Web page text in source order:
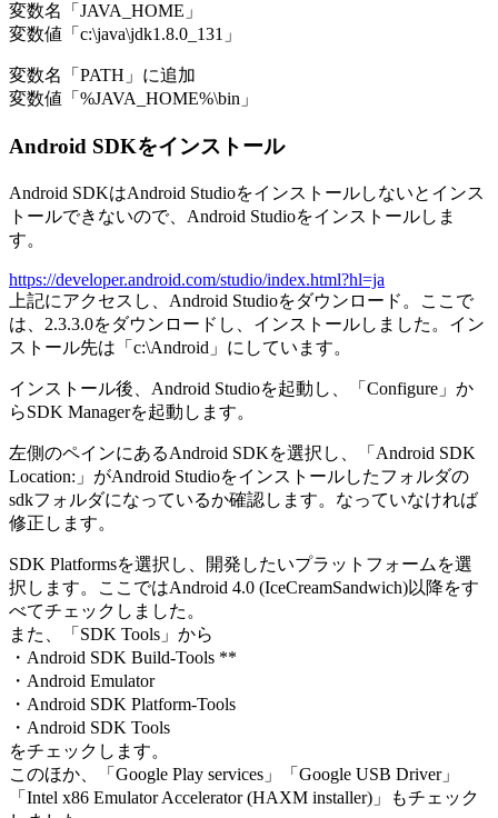
変数名「JAVA_HOME」
変数値「c:\java\jdk1.8.0_131」
変数名「PATH」に追加
変数値「%JAVA_HOME%\bin」
Android SDKをインストール
Android SDKはAndroid Studioをインストールしないとインス
トールできないので、Android Studioをインストールしま
す。
https://developer.android.com/studio/index.html?hl=ja
上記にアクセスし、Android Studioをダウンロード。ここで
は、2.3.3.0をダウンロードし、インストールしました。イン
ストール先は「c:\Android」にしています。
インストール後、Android Studioを起動し、「Configure」か
らSDK Managerを起動します。
左側のペインにあるAndroid SDKを選択し、「Android SDK
Location:」がAndroid Studioをインストールしたフォルダの
sdkフォルダになっているか確認します。なっていなければ
修正します。
SDK Platformsを選択し、開発したいプラットフォームを選
択します。ここではAndroid 4.0 (IceCreamSandwich)以降をす
べてチェックしました。
また、「SDK Tools」から
・Android SDK Build-Tools **
・Android Emulator
・Android SDK Platform-Tools
・Android SDK Tools
をチェックします。
このほか、「Google Play services」「Google USB Driver」
「Intel x86 Emulator Accelerator (HAXM installer)」もチェック